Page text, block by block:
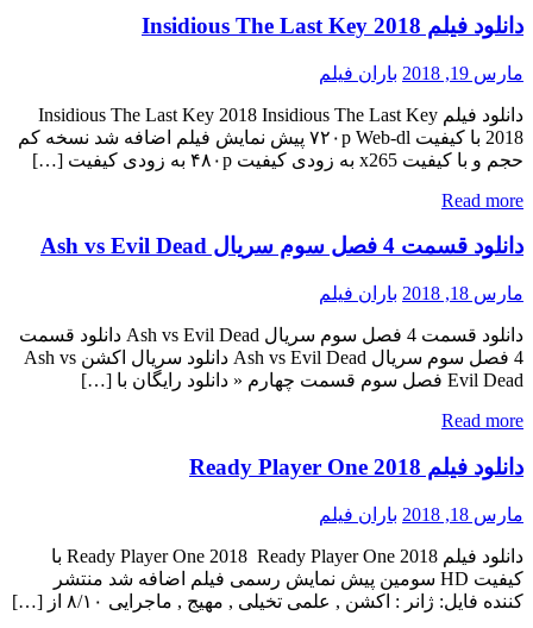
دانلود فیلم Insidious The Last Key 2018
مارس 19, 2018 باران فیلم
دانلود فیلم Insidious The Last Key 2018 Insidious The Last Key
2018 با کیفیت ۷۲۰p Web-dl پیش نمایش فیلم اضافه شد نسخه کم
حجم و با کیفیت x265 به زودی کیفیت ۴۸۰p به زودی کیفیت […]
Read more
دانلود قسمت 4 فصل سوم سریال Ash vs Evil Dead
مارس 18, 2018 باران فیلم
دانلود قسمت 4 فصل سوم سریال Ash vs Evil Dead دانلود قسمت
4 فصل سوم سریال Ash vs Evil Dead دانلود سریال اکشن Ash vs
Evil Dead فصل سوم قسمت چهارم « دانلود رایگان با […]
Read more
دانلود فیلم Ready Player One 2018
مارس 18, 2018 باران فیلم
دانلود فیلم Ready Player One 2018 Ready Player One 2018 با
کیفیت HD سومین پیش نمایش رسمی فیلم اضافه شد منتشر
کننده فایل: ژانر : اکشن , علمی تخیلی , مهیج , ماجرایی ۸/۱۰ از […]